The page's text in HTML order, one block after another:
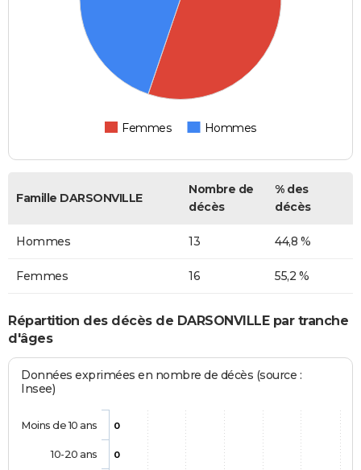
Femmes Hommes
Famille DARSONVILLE
Nombre de
décès
% des
décès
Hommes 13 44,8 %
Femmes 16 55,2 %
Répartition des décès de DARSONVILLE par tranche
d'âges
Données exprimées en nombre de décès (source :
Insee)
0
0
Moins de 10 ans
10-20 ans